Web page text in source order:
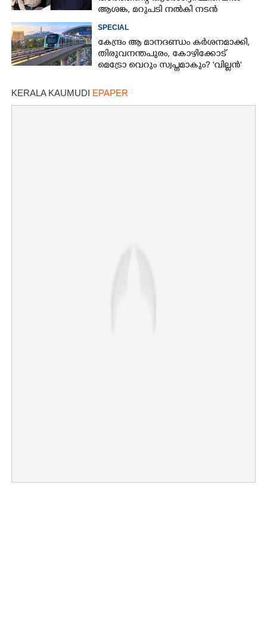
ആശങ്ക, മറുപടി നൽകി നടൻ
SPECIAL
കേന്ദ്രം ആ മാനദണ്ഡം കർശനമാക്കി,
തിരുവനന്തപുരം, കോഴിക്കോട്
മെട്രോ വെറും സ്വപ്നമാകും? 'വില്ലൻ'
KERALA KAUMUDI EPAPER